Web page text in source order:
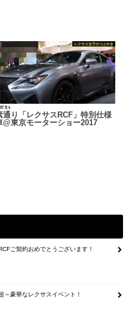
レクサス女子のつぶやき
通り「レクサスRCF」特別仕様
@東京モーターショー2017
ご契約おめでとうございます！
～豪華なレクサスイベント！